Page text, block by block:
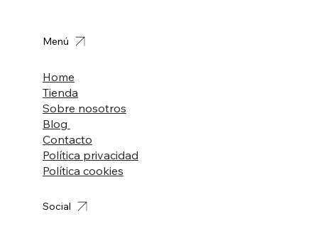
Home
Tienda
Sobre nosotros
Blog
Contacto
Política privacidad
Política cookies
Menú
Social